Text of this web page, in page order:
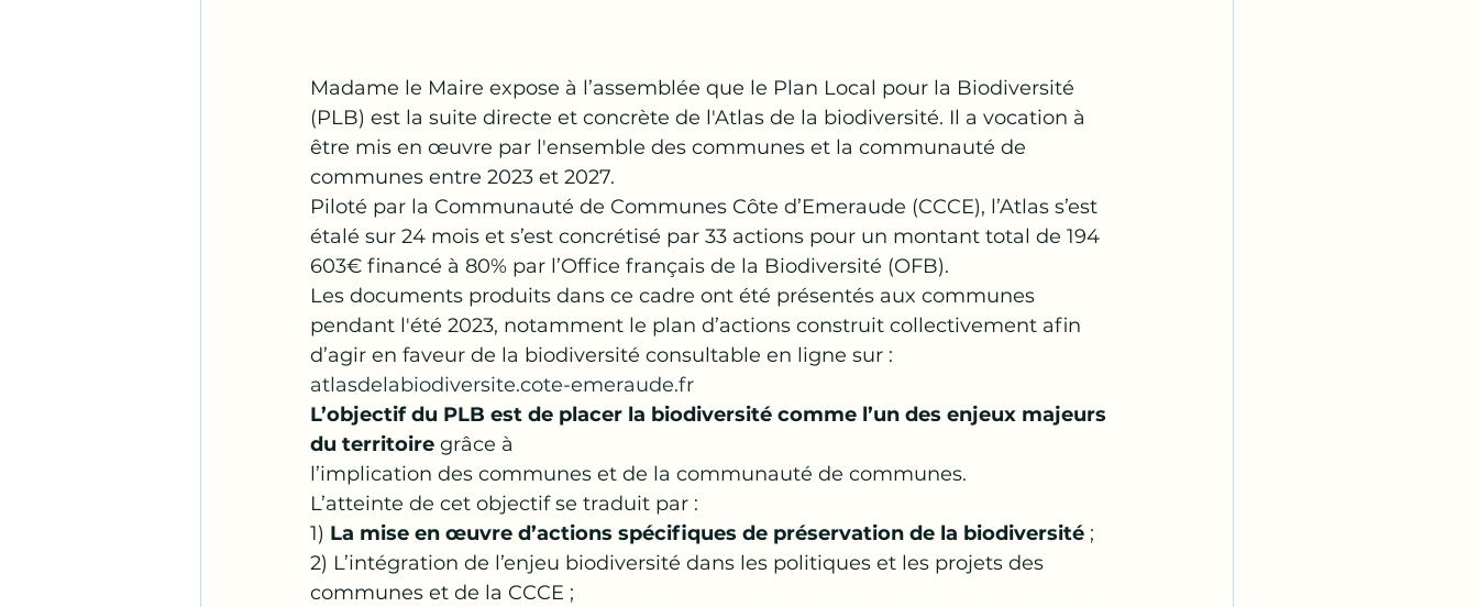
Madame le Maire expose à l’assemblée que le Plan Local pour la Biodiversité
(PLB) est la suite directe et concrète de l'Atlas de la biodiversité. Il a vocation à
être mis en œuvre par l'ensemble des communes et la communauté de
communes entre 2023 et 2027.
Piloté par la Communauté de Communes Côte d’Emeraude (CCCE), l’Atlas s’est
étalé sur 24 mois et s’est concrétisé par 33 actions pour un montant total de 194
603€ financé à 80% par l’Office français de la Biodiversité (OFB).
Les documents produits dans ce cadre ont été présentés aux communes
pendant l'été 2023, notamment le plan d’actions construit collectivement afin
d’agir en faveur de la biodiversité consultable en ligne sur :
atlasdelabiodiversite.cote-emeraude.fr
L’objectif du PLB est de placer la biodiversité comme l’un des enjeux majeurs
du territoire grâce à
l’implication des communes et de la communauté de communes.
L’atteinte de cet objectif se traduit par :
1) La mise en œuvre d’actions spécifiques de préservation de la biodiversité ;
2) L’intégration de l’enjeu biodiversité dans les politiques et les projets des
communes et de la CCCE ;